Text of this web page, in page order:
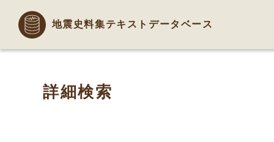
地震史料集テキストデータベース
詳細検索